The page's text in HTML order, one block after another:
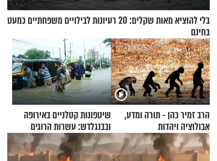
בלי להוציא מאות שקלים: 20 רעיונות לבילויים משפחתיים כמעט
בחינם
הרב זמיר כהן - תורה ומדע,
אבולוציה ויהדות
שיטפונות קטלניים באירופה
ובבנגלדש: עשרות הרוגים
ומיליון נפגעים